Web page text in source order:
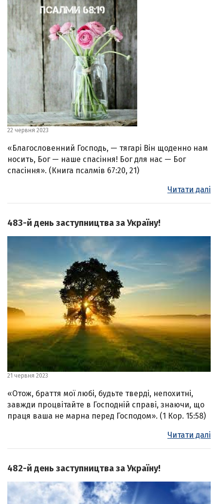
22 червня 2023
«Благословенний Господь, — тягарі Він щоденно нам
носить, Бог — наше спасіння! Бог для нас — Бог
спасіння». (Книга псалмів 67:20, 21)
Читати далі
483-й день заступництва за Україну!
21 червня 2023
«Отож, браття мої любі, будьте тверді, непохитні,
завжди процвітайте в Господній справі, знаючи, що
праця ваша не марна перед Господом». (1 Кор. 15:58)
Читати далі
482-й день заступництва за Україну!